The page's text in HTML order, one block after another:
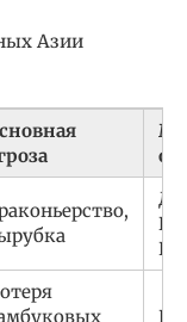
Азии